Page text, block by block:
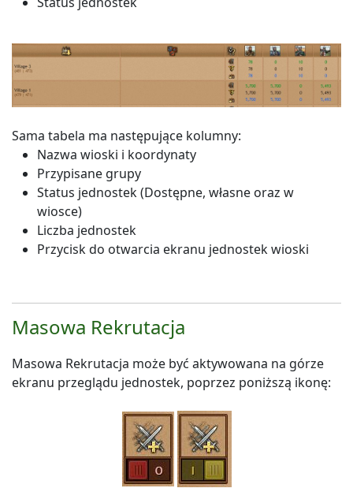
Sama tabela ma następujące kolumny:
Nazwa wioski i koordynaty
Przypisane grupy
Status jednostek (Dostępne, własne oraz w
wiosce)
Liczba jednostek
Przycisk do otwarcia ekranu jednostek wioski
Masowa Rekrutacja
Masowa Rekrutacja może być aktywowana na górze
ekranu przeglądu jednostek, poprzez poniższą ikonę: